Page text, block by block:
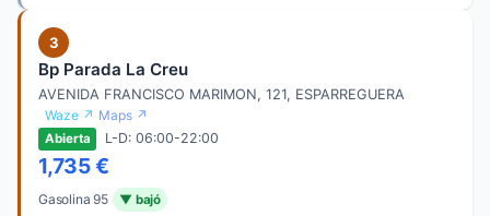
3
Bp Parada La Creu
AVENIDA FRANCISCO MARIMON, 121, ESPARREGUERA
Waze ↗ Maps ↗
Abierta L-D: 06:00-22:00
1,735 €
Gasolina 95 ▼ bajó